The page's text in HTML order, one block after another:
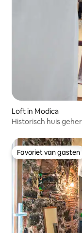
Loft in Modica
Historisch huis
Favoriet van gasten
Favoriet van gasten